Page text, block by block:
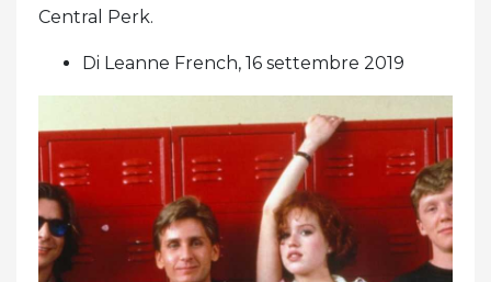
Central Perk.
Di Leanne French, 16 settembre 2019